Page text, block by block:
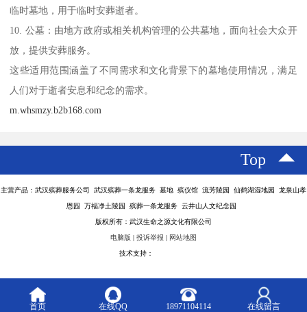
临时墓地，用于临时安葬逝者。
10. 公墓：由地方政府或相关机构管理的公共墓地，面向社会大众开
放，提供安葬服务。
这些适用范围涵盖了不同需求和文化背景下的墓地使用情况，满足
人们对于逝者安息和纪念的需求。
m.whsmzy.b2b168.com
Top
主营产品：武汉殡葬服务公司 武汉殡葬一条龙服务 墓地 殡仪馆 流芳陵园 仙鹤湖湿地园 龙泉山孝
恩园 万福净土陵园 殡葬一条龙服务 云井山人文纪念园
版权所有：武汉生命之源文化有限公司
电脑版 | 投诉举报 | 网站地图
技术支持：
首页 在线QQ 18971104114 在线留言